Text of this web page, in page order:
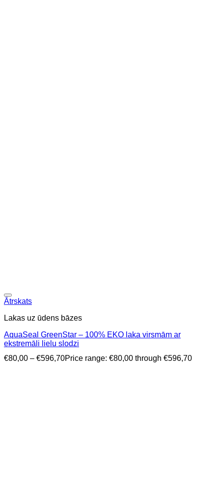
Ātrskats
Lakas uz ūdens bāzes
AquaSeal GreenStar – 100% EKO laka virsmām ar
ekstremāli lielu slodzi
€80,00 – €596,70Price range: €80,00 through €596,70